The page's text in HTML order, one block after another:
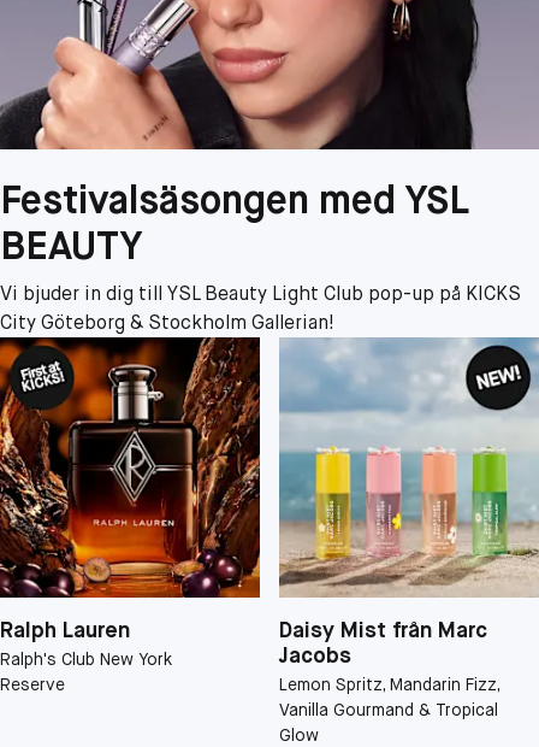
Festivalsäsongen med YSL
BEAUTY
Vi bjuder in dig till YSL Beauty Light Club pop-up på KICKS
City Göteborg & Stockholm Gallerian!
Ralph Lauren
Ralph's Club New York
Reserve
Daisy Mist från Marc
Jacobs
Lemon Spritz, Mandarin Fizz,
Vanilla Gourmand & Tropical
Glow